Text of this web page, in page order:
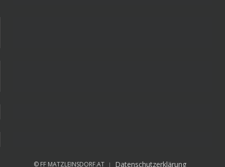
© FF MATZLEINSDORF.AT Datenschutzerklärung